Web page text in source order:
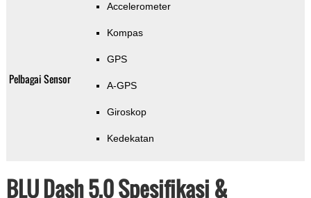
Pelbagai Sensor
Accelerometer
Kompas
GPS
A-GPS
Giroskop
Kedekatan
BLU Dash 5.0 Spesifikasi &